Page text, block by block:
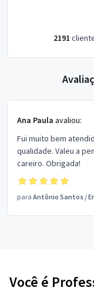
2191
Ana Paula avaliou:
Fui muito bem
qualidade. Valeu a
careiro. Obrigada!
para Antônio Santos /
Você é